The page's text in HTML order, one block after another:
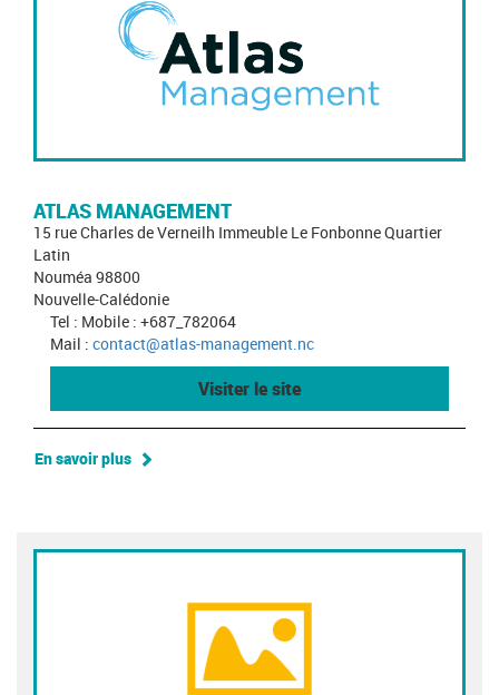
ATLAS MANAGEMENT
15 rue Charles de Verneilh Immeuble Le Fonbonne Quartier
Latin
Nouméa 98800
Nouvelle-Calédonie
Tel : Mobile : +687_782064
Mail : contact@atlas-management.nc
Visiter le site
En savoir plus